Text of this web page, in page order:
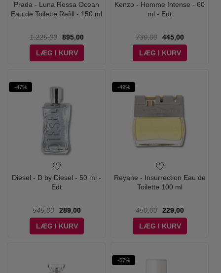
Prada - Luna Rossa Ocean
Eau de Toilette Refill - 150 ml
1.225,00
895,00
LÆG I KURV
Kenzo - Homme Intense - 60
ml - Edt
730,00
445,00
LÆG I KURV
-47%
Diesel - D by Diesel - 50 ml -
Edt
545,00
289,00
LÆG I KURV
-49%
Reyane - Insurrection Eau de
Toilette 100 ml
450,00
229,00
LÆG I KURV
-57%